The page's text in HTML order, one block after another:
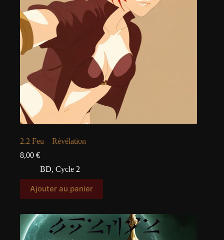
2.2 Feu – Révélation
8,00 €
BD, Cycle 2
Ajouter au panier